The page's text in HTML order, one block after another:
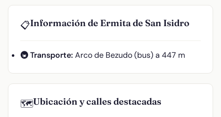
📋Información de Ermita de San Isidro
🚇 Transporte: Arco de Bezudo (bus) a 447 m
🗺️Ubicación y calles destacadas